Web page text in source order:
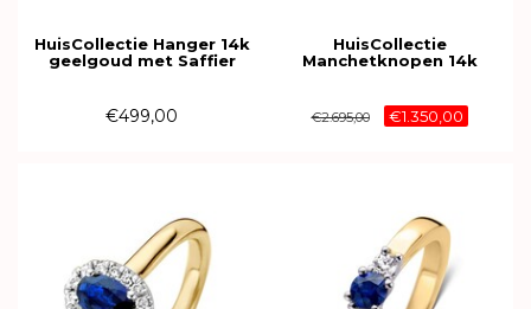
HuisCollectie Hanger 14k
geelgoud met Saffier
€499,00
HuisCollectie
Manchetknopen 14k
€2.695,00 €1.350,00